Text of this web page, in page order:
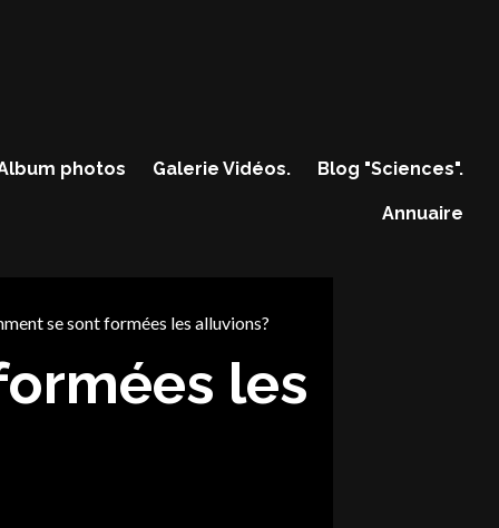
photos Galerie Vidéos. Blog "Sciences".
Annuaire
se sont formées les alluvions?
les